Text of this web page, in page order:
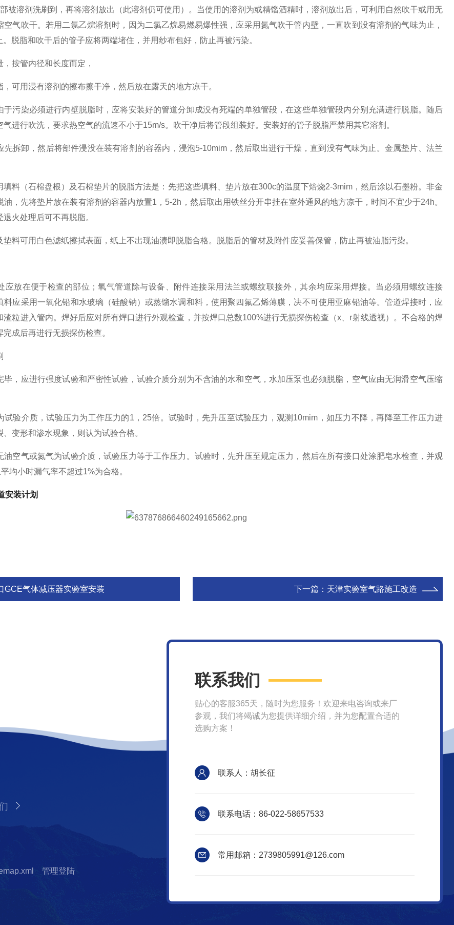
被溶剂洗刷到，再将溶剂放出（此溶剂仍可使用）。当使用的溶剂为或精馏酒精时，溶剂放出后，可利用自然吹干或用无
空气吹干。若用二氯乙烷溶剂时，因为二氯乙烷易燃易爆性强，应采用氮气吹干管内壁，一直吹到没有溶剂的气味为止，
脱脂和吹干后的管子应将两端堵住，并用纱布包好，防止再被污染。
按管内径和长度而定，
用浸有溶剂的擦布擦干净，然后放在露天的地方凉干。
染必须进行内壁脱脂时，应将安装好的管道分卸成没有死端的单独管段，在这些单独管段内分别充满进行脱脂。随后
气进行吹洗，要求热空气的流速不小于15m/s。吹干净后将管段组装好。安装好的管子脱脂严禁用其它溶剂。
卸，然后将部件浸没在装有溶剂的容器内，浸泡5-10mim，然后取出进行干燥，直到没有气味为止。金属垫片、法兰
（石棉盘根）及石棉垫片的脱脂方法是：先把这些填料、垫片放在300c的温度下焙烧2-3mim，然后涂以石墨粉。非金
油，先将垫片放在装有溶剂的容器内放置1，5-2h，然后取出用铁丝分开串挂在室外通风的地方凉干，时间不宜少于24h。
火处理后可不再脱脂。
可用白色滤纸擦拭表面，纸上不出现油渍即脱脂合格。脱脂后的管材及附件应妥善保管，防止再被油脂污染。
放在便于检查的部位；氧气管道除与设备、附件连接采用法兰或螺纹联接外，其余均应采用焊接。当必须用螺纹连接
料应采用一氧化铅和水玻璃（硅酸钠）或蒸馏水调和料，使用聚四氟乙烯薄膜，决不可使用亚麻铅油等。管道焊接时，应
渣粒进入管内。焊好后应对所有焊口进行外观检查，并按焊口总数100%进行无损探伤检查（x、r射线透视）。不合格的焊
成后再进行无损探伤检查。
应进行强度试验和严密性试验，试验介质分别为不含油的水和空气，水加压泵也必须脱脂，空气应由无润滑空气压缩
介质，试验压力为工作压力的1，25倍。试验时，先升压至试验压力，观测10mim，如压力不降，再降至工作压力进
变形和渗水现象，则认为试验合格。
气或氮气为试验介质，试验压力等于工作压力。试验时，先升压至规定压力，然后在所有接口处涂肥皂水检查，并观
均小时漏气率不超过1%为合格。
安装计划
GCE气体减压器实验室安装 下一篇： 天津实验室气路施工改造
管理登陆
联系我们
贴心的客服365天，随时为您服务！欢迎来电咨询或来厂
参观，我们将竭诚为您提供详细介绍，并为您配置合适的
选购方案！
联系人：胡长征
联系电话：86-022-58657533
常用邮箱：2739805991@126.com